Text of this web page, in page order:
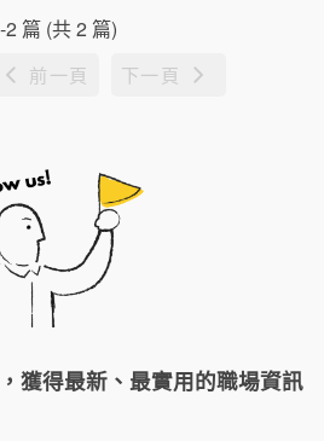
2 篇 (共 2 篇)
前一頁 下一頁
獲得最新、最實用的職場資訊